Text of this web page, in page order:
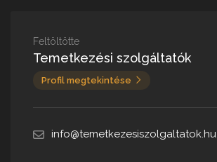
Feltöltötte
Temetkezési szolgáltatók
Profil megtekintése
info@temetkezesiszolgaltatok.hu